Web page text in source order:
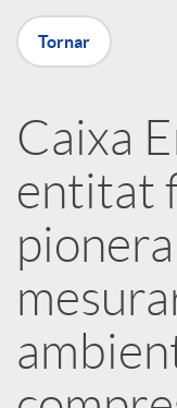
a
a
r
x
e
Tornar
Caixa
entitat